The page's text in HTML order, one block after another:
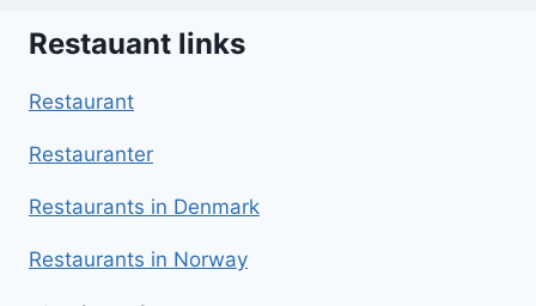
Restauant links
Restaurant
Restauranter
Restaurants in Denmark
Restaurants in Norway